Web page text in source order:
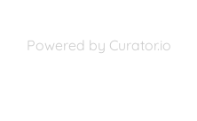
Powered by Curator.io